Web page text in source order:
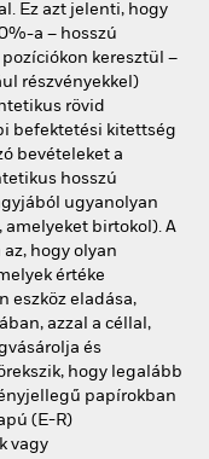
Ez azt jelenti, hogy
a – hosszú
keresztül –
részvényekkel)
rövid
befektetési kitettség
bevételeket a
hosszú
ugyanolyan
amelyeket birtokol). A
hogy olyan
értéke
eszköz eladása,
azzal a céllal,
és
hogy legalább
papírokban
(E-R)
vagy